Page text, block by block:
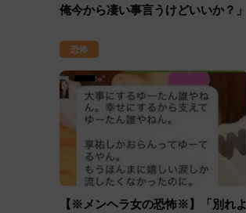
俺今から凄い事言うけどいいか？」
恐怖
【※メンヘラ女の恐怖※】「別れよ